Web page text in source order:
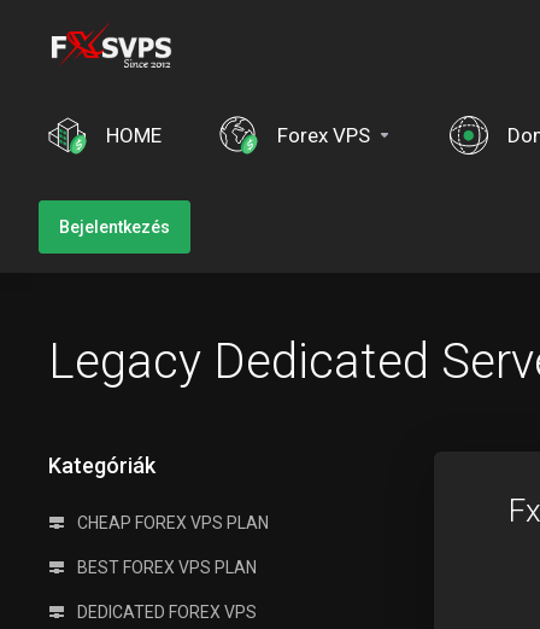
HOME Forex VPS
Bejelentkezés
Legacy Dedicated
Kategóriák
CHEAP FOREX VPS PLAN
BEST FOREX VPS PLAN
DEDICATED FOREX VPS